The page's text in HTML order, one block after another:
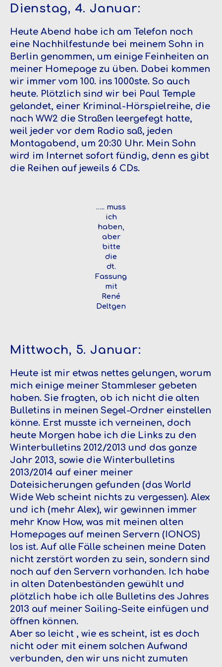
Dienstag, 4. Januar:
Heute Abend habe ich am Telefon noch
eine Nachhilfestunde bei meinem Sohn in
Berlin genommen, um einige Feinheiten an
meiner Homepage zu üben. Dabei kommen
wir immer vom 100. ins 1000ste. So auch
heute. Plötzlich sind wir bei Paul Temple
gelandet, einer Kriminal-Hörspielreihe, die
nach WW2 die Straßen leergefegt hatte,
weil jeder vor dem Radio saß, jeden
Montagabend, um 20:30 Uhr. Mein Sohn
wird im Internet sofort fündig, denn es gibt
die Reihen auf jeweils 6 CDs.
….. muss
ich
haben,
aber
bitte
die
dt.
Fassung
mit
René
Deltgen
Mittwoch, 5. Januar:
Heute ist mir etwas nettes gelungen, worum
mich einige meiner Stammleser gebeten
haben. Sie fragten, ob ich nicht die alten
Bulletins in meinen Segel-Ordner einstellen
könne. Erst musste ich verneinen, doch
heute Morgen habe ich die Links zu den
Winterbulletins 2012/2013 und das ganze
Jahr 2013, sowie die Winterbulletins
2013/2014 auf einer meiner
Dateisicherungen gefunden (das World
Wide Web scheint nichts zu vergessen). Alex
und ich (mehr Alex), wir gewinnen immer
mehr Know How, was mit meinen alten
Homepages auf meinen Servern (IONOS)
los ist. Auf alle Fälle scheinen meine Daten
nicht zerstört worden zu sein, sondern sind
noch auf den Servern vorhanden. Ich habe
in alten Datenbeständen gewühlt und
plötzlich habe ich alle Bulletins des Jahres
2013 auf meiner Sailing-Seite einfügen und
öffnen können.
Aber so leicht , wie es scheint, ist es doch
nicht oder mit einem solchen Aufwand
verbunden, den wir uns nicht zumuten